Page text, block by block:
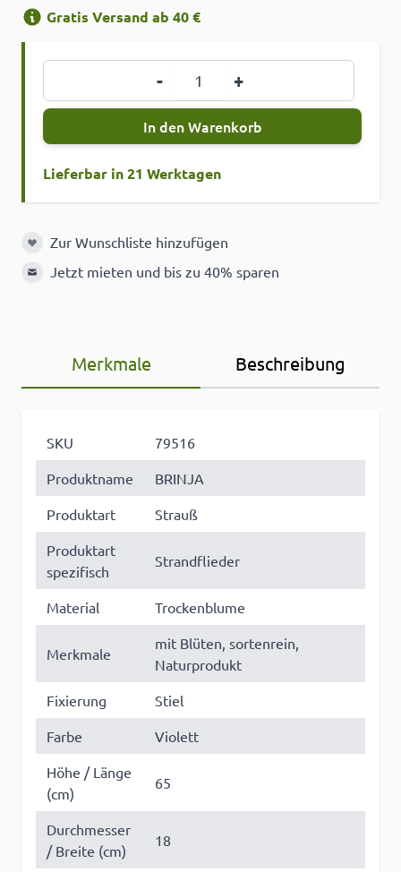
Gratis Versand ab 40 €
- +
In den Warenkorb
Lieferbar in 21 Werktagen
Zur Wunschliste hinzufügen
Zur Wunschliste hinzufügen
Jetzt mieten und bis zu 40% sparen
Merkmale Beschreibung
SKU
79516
Produktname
BRINJA
Produktart
Strauß
Produktart
spezifisch
Strandflieder
Material Trockenblume
Merkmale
mit Blüten, sortenrein,
Naturprodukt
Fixierung
Stiel
Farbe
Violett
Höhe / Länge
(cm)
65
Durchmesser
/ Breite (cm)
18